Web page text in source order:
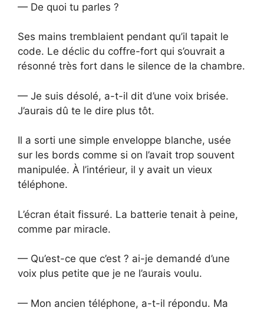
— De quoi tu parles ?
Ses mains tremblaient pendant qu’il tapait le
code. Le déclic du coffre-fort qui s’ouvrait a
résonné très fort dans le silence de la chambre.
— Je suis désolé, a-t-il dit d’une voix brisée.
J’aurais dû te le dire plus tôt.
Il a sorti une simple enveloppe blanche, usée
sur les bords comme si on l’avait trop souvent
manipulée. À l’intérieur, il y avait un vieux
téléphone.
L’écran était fissuré. La batterie tenait à peine,
comme par miracle.
— Qu’est-ce que c’est ? ai-je demandé d’une
voix plus petite que je ne l’aurais voulu.
— Mon ancien téléphone, a-t-il répondu. Ma